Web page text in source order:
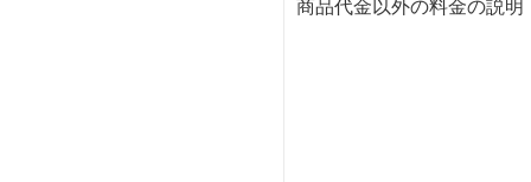
商品代金以外の料金の説明